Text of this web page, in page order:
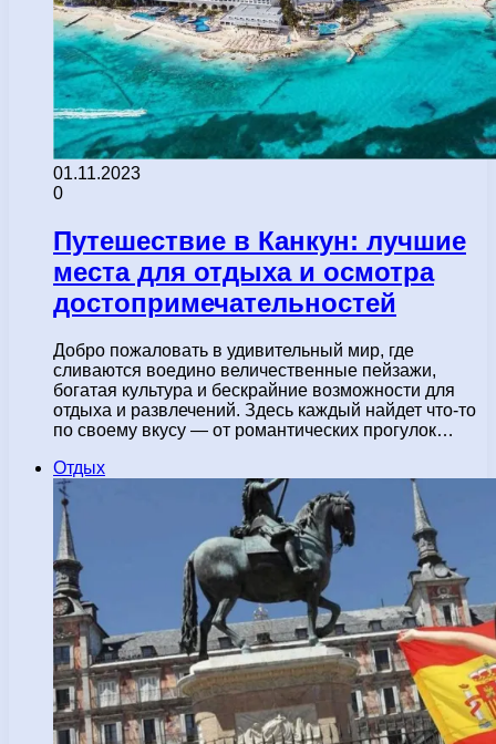
01.11.2023
0
Путешествие в Канкун: лучшие
места для отдыха и осмотра
достопримечательностей
Добро пожаловать в удивительный мир, где
сливаются воедино величественные пейзажи,
богатая культура и бескрайние возможности для
отдыха и развлечений. Здесь каждый найдет что-то
по своему вкусу — от романтических прогулок…
Отдых